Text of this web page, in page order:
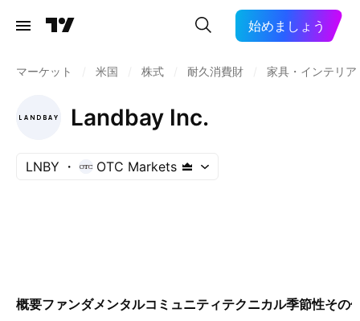
始めましょう
マーケット 米国 株式 耐久消費財 家具・インテリア
Landbay Inc.
LNBY OTC Markets
概要ファンダメンタルコミュニティテクニカル季節性その